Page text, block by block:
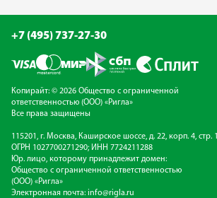
+7 (495) 737-27-30
Копирайт: © 2026 Общество с ограниченной
ответственностью (ООО) «Ригла»
Все права защищены
115201, г. Москва, Каширское шоссе, д. 22, корп. 4, стр. 1
ОГРН 1027700271290; ИНН 7724211288
Юр. лицо, которому принадлежит домен:
Общество с ограниченной ответственностью
(ООО) «Ригла»
Электронная почта: info@rigla.ru